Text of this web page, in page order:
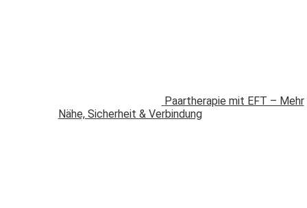
Paartherapie mit EFT – Mehr
Nähe, Sicherheit & Verbindung